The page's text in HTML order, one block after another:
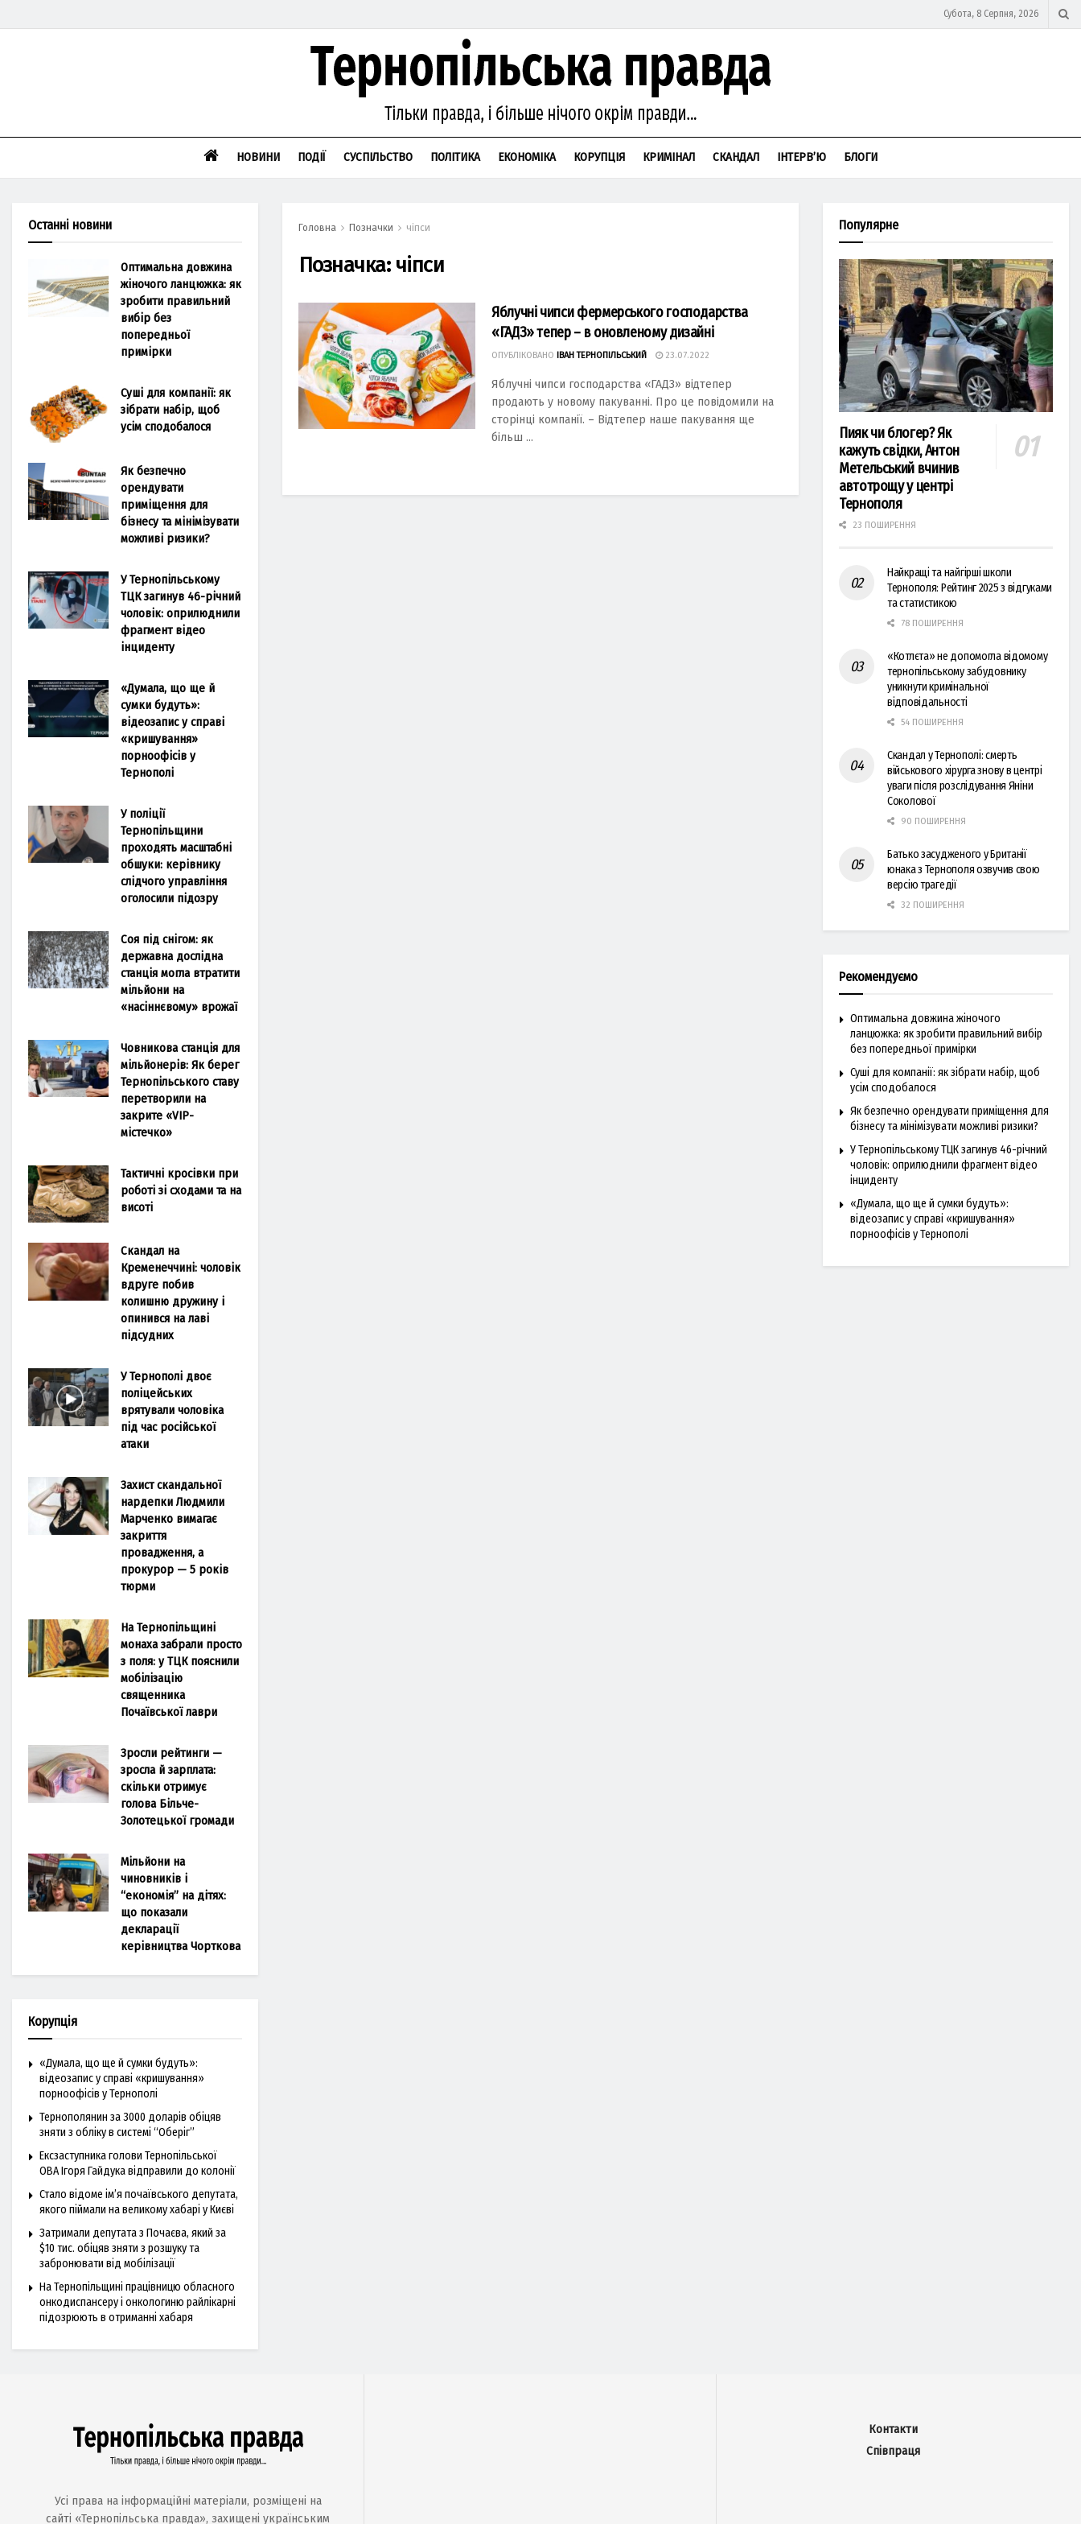
Субота, 8 Серпня, 2026
НОВИНИ ПОДІЇ СУСПІЛЬСТВО ПОЛІТИКА ЕКОНОМІКА КОРУПЦІЯ КРИМІНАЛ СКАНДАЛ ІНТЕРВ’Ю БЛОГИ
Головна Позначки чіпси
Позначка: чіпси
Яблучні чипси фермерського господарства
«ГАДЗ» тепер – в оновленому дизайні
ОПУБЛІКОВАНО ІВАН ТЕРНОПІЛЬСЬКИЙ 23.07.2022
Яблучнi чипси господарства «ГАДЗ» вiдтепер
продають у новому пакуваннi. Про це повiдомили на
сторiнцi компанiї. – Вiдтепер наше пакування ще
бiльш ...
Останні новини
Оптимальна довжина
жіночого ланцюжка: як
зробити правильний
вибір без
попередньої
примірки
Суші для компанії: як
зібрати набір, щоб
усім сподобалося
Як безпечно
орендувати
приміщення для
бізнесу та мінімізувати
можливі ризики?
У Тернопільському
ТЦК загинув 46-річний
чоловік: оприлюднили
фрагмент відео
інциденту
«Думала, що ще й
сумки будуть»:
відеозапис у справі
«кришування»
порноофісів у
Тернополі
У поліції
Тернопільщини
проходять масштабні
обшуки: керівнику
слідчого управління
оголосили підозру
Соя під снігом: як
державна дослідна
станція могла втратити
мільйони на
«насіннєвому» врожаї
Човникова станція для
мільйонерів: Як берег
Тернопільського ставу
перетворили на
закрите «VIP-
містечко»
Тактичні кросівки при
роботі зі сходами та на
висоті
Скандал на
Кременеччині: чоловік
вдруге побив
колишню дружину і
опинився на лаві
підсудних
У Тернополі двоє
поліцейських
врятували чоловіка
під час російської
атаки
Захист скандальної
нардепки Людмили
Марченко вимагає
закриття
провадження, а
прокурор — 5 років
тюрми
На Тернопільщині
монаха забрали просто
з поля: у ТЦК пояснили
мобілізацію
священника
Почаївської лаври
Зросли рейтинги —
зросла й зарплата:
скільки отримує
голова Більче-
Золотецької громади
Мільйони на
чиновників і
“економія” на дітях:
що показали
декларації
керівництва Чорткова
Корупція
«Думала, що ще й сумки будуть»:
відеозапис у справі «кришування»
порноофісів у Тернополі
Тернополянин за 3000 доларів обіцяв
зняти з обліку в системі “Оберіг”
Ексзаступника голови Тернопільської
ОВА Ігоря Гайдука відправили до колонії
Стало відоме ім’я почаївського депутата,
якого піймали на великому хабарі у Києві
Затримали депутата з Почаєва, який за
$10 тис. обіцяв зняти з розшуку та
забронювати від мобілізації
На Тернопільщині працівницю обласного
онкодиспансеру і онкологиню райлікарні
підозрюють в отриманні хабаря
Популярне
Пияк чи блогер? Як
кажуть свідки, Антон
Метельський вчинив
автотрощу у центрі
Тернополя
23 ПОШИРЕННЯ
Найкращі та найгірші школи
Тернополя: Рейтинг 2025 з відгуками
та статистикою
78 ПОШИРЕННЯ
«Котлєта» не допомогла відомому
тернопільському забудовнику
уникнути кримінальної
відповідальності
54 ПОШИРЕННЯ
Скандал у Тернополі: смерть
військового хірурга знову в центрі
уваги після розслідування Яніни
Соколової
90 ПОШИРЕННЯ
Батько засудженого у Британії
юнака з Тернополя озвучив свою
версію трагедії
32 ПОШИРЕННЯ
Рекомендуємо
Оптимальна довжина жіночого
ланцюжка: як зробити правильний вибір
без попередньої примірки
Суші для компанії: як зібрати набір, щоб
усім сподобалося
Як безпечно орендувати приміщення для
бізнесу та мінімізувати можливі ризики?
У Тернопільському ТЦК загинув 46-річний
чоловік: оприлюднили фрагмент відео
інциденту
«Думала, що ще й сумки будуть»:
відеозапис у справі «кришування»
порноофісів у Тернополі
Усі права на інформаційні матеріали, розміщені на
сайті «Тернопільська правда», захищені українським
Контакти
Співпраця